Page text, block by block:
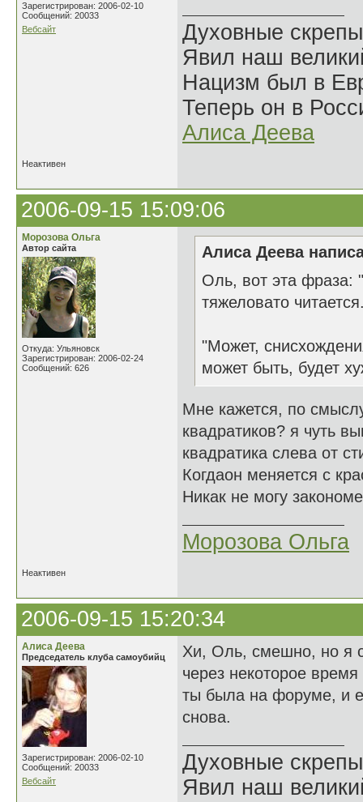
Зарегистрирован: 2006-02-10
Сообщений: 20033
Вебсайт
Духовные
Явил наш
Нацизм был в
Теперь он в
Алиса Деева
Неактивен
2006-09-15 15:09:06
Морозова Ольга
Автор сайта
Откуда: Ульяновск
Зарегистрирован: 2006-02-24
Сообщений: 626
Алиса Деева
Оль, вот эта фраза:
тяжеловато
"Может,
может быть, будет
Мне кажется, по
квадратиков? я чуть
квадратика слева от
Когдаон меняется с
Никак не могу
Морозова Ольга
Неактивен
2006-09-15 15:20:34
Алиса Деева
Председатель клуба самоубийц
Зарегистрирован: 2006-02-10
Сообщений: 20033
Вебсайт
Хи, Оль, смешно, но я
через некоторое
ты была на форуме, и
снова.
Духовные
Явил наш